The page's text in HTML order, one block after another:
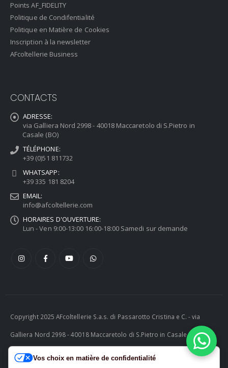
Points AF_FIDELITY
Politique de Condifentialité
Politique en Matière de Cookies
Inscription à la newsletter
AFcoltellerie Business
CONTACTS
ADRESSE:
via Galliera Nord 2998 - 40018 Maccaretolo di S.Pietro in
Casale (BO)
TÉLÉPHONE:
+39 (0)51 811732
WHATSAPP:
+39 335 181 8204
EMAIL:
info@afcoltellerie.com
HORAIRES D'OUVERTURE:
Lun - Ven 9:00-13:00 16:00-18:00 Samedi sur demande
Copyright 2025 AFcoltellerie S.a.s. di Passarotto Cristina e C. - via
Galliera Nord 2998 - 40018 Maccaretolo di S.Pietro in Casale (BO) -
ITALY P.I. 04230081202 | tel. +39 051 811732 | e-mail:
Vos choix en matière de confidentialité